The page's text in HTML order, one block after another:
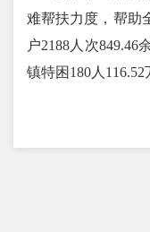
难帮扶力度，帮助
户2188人次849.46
镇特困180人